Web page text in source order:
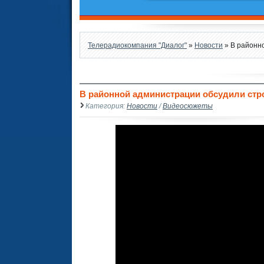
Телерадиокомпания "Диалог" » Новости » В
В районной администрации обсудили
Категория: Новости /Видеосюжеты